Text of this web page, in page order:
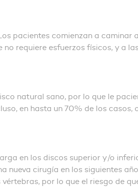
pacientes comienzan a caminar
requiere esfuerzos físicos, y a
natural sano, por lo que le
en hasta un 70% de los casos,
en los discos superior y/o
nueva cirugía en los siguientes
por lo que el riesgo de